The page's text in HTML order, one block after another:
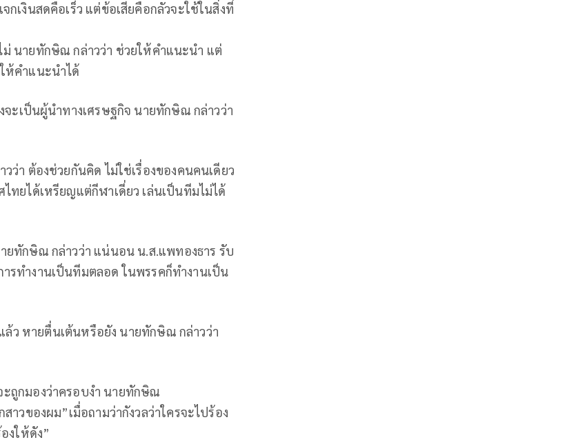
เงินสดคือเร็ว แต่ข้อเสียคือกลัวจะใช้ในสิ่งที่
ม่ นายทักษิณ กล่าวว่า ช่วยให้คำแนะนำ แต่
ห้คำแนะนำได้
ะเป็นผู้นำทางเศรษฐกิจ นายทักษิณ กล่าวว่า
ว่า ต้องช่วยกันคิด ไม่ใช่เรื่องของคนคนเดียว
ทยได้เหรียญแต่กีฬาเดี่ยว เล่นเป็นทีมไม่ได้
ยทักษิณ กล่าวว่า แน่นอน น.ส.แพทองธาร รับ
ทำงานเป็นทีมตลอด ในพรรคก็ทำงานเป็น
ล้ว หายตื่นเต้นหรือยัง นายทักษิณ กล่าวว่า
ถูกมองว่าครอบงำ นายทักษิณ
าวของผม”เมื่อถามว่ากังวลว่าใครจะไปร้อง
งให้ดัง”